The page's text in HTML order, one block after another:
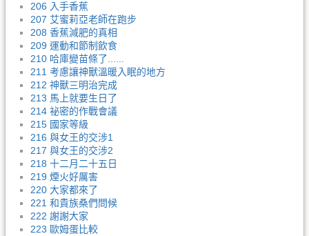
206 入手香蕉
207 艾蜜莉亞老師在跑步
208 香蕉減肥的真相
209 運動和節制飲食
210 哈庫變苗條了......
211 考慮讓神獸溫暖入眠的地方
212 神獸三明治完成
213 馬上就要生日了
214 祕密的作戰會議
215 國家等級
216 與女王的交涉1
217 與女王的交涉2
218 十二月二十五日
219 煙火好厲害
220 大家都來了
221 和貴族桑們問候
222 謝謝大家
223 歐姆蛋比較